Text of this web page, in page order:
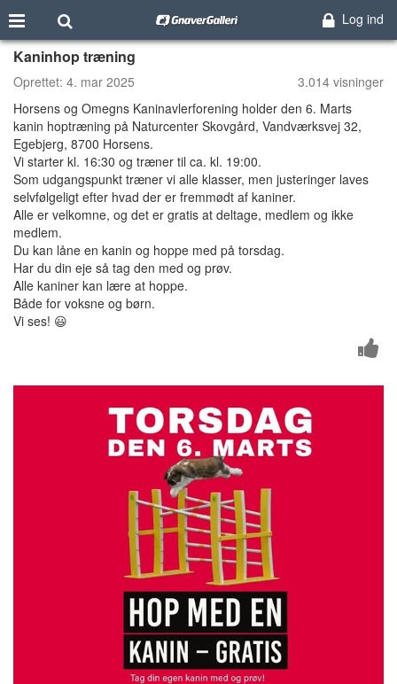
Log ind
Kaninhop træning
Oprettet: 4. mar 2025
3.014 visninger
Horsens og Omegns Kaninavlerforening holder den 6. Marts
kanin hoptræning på Naturcenter Skovgård, Vandværksvej 32,
Egebjerg, 8700 Horsens.
Vi starter kl. 16:30 og træner til ca. kl. 19:00.
Som udgangspunkt træner vi alle klasser, men justeringer laves
selvfølgeligt efter hvad der er fremmødt af kaniner.
Alle er velkomne, og det er gratis at deltage, medlem og ikke
medlem.
Du kan låne en kanin og hoppe med på torsdag.
Har du din eje så tag den med og prøv.
Alle kaniner kan lære at hoppe.
Både for voksne og børn.
Vi ses! 😃